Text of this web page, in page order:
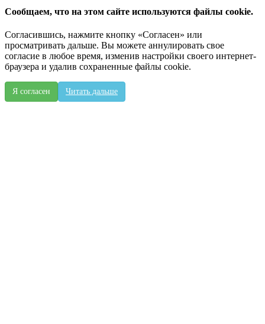
Сообщаем, что на этом сайте используются файлы cookie.
Согласившись, нажмите кнопку «Согласен» или
просматривать дальше. Вы можете аннулировать свое
согласие в любое время, изменив настройки своего интернет-
браузера и удалив сохраненные файлы cookie.
Я согласен Читать дальше